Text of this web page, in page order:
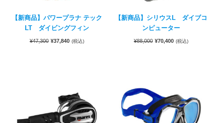
【新商品】パワープラナ テック
LT ダイビングフィン
¥47,300 ¥37,840 (税込)
【新商品】シリウスL ダイブコ
ンピューター
¥88,000 ¥70,400 (税込)